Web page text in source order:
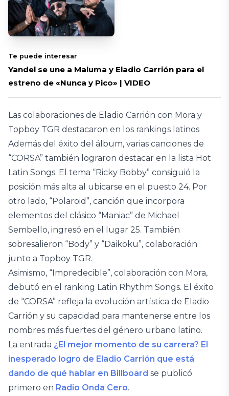
Te puede interesar
Yandel se une a Maluma y Eladio Carrión para el
estreno de «Nunca y Pico» | VIDEO
Las colaboraciones de Eladio Carrión con Mora y
Topboy TGR destacaron en los rankings latinos
Además del éxito del álbum, varias canciones de
“CORSA” también lograron destacar en la lista Hot
Latin Songs. El tema “Ricky Bobby” consiguió la
posición más alta al ubicarse en el puesto 24. Por
otro lado, “Polaroid”, canción que incorpora
elementos del clásico “Maniac” de Michael
Sembello, ingresó en el lugar 25. También
sobresalieron “Body” y “Daikoku”, colaboración
junto a Topboy TGR.
Asimismo, “Impredecible”, colaboración con Mora,
debutó en el ranking Latin Rhythm Songs. El éxito
de “CORSA” refleja la evolución artística de Eladio
Carrión y su capacidad para mantenerse entre los
nombres más fuertes del género urbano latino.
La entrada ¿El mejor momento de su carrera? El
inesperado logro de Eladio Carrión que está
dando de qué hablar en Billboard se publicó
primero en Radio Onda Cero.